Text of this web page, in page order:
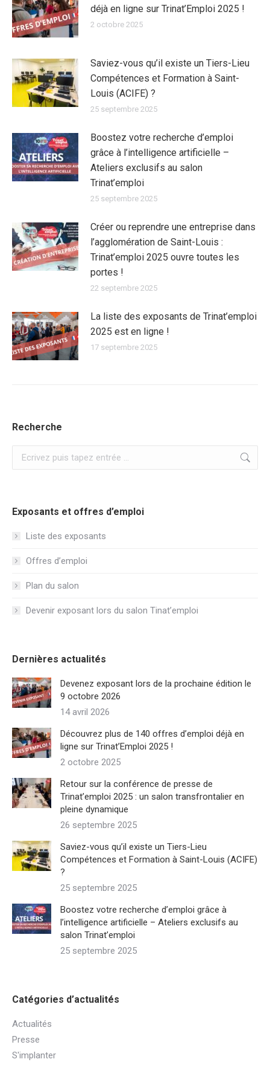
déjà en ligne sur Trinat’Emploi 2025 !
2 octobre 2025
Saviez-vous qu’il existe un Tiers-Lieu
Compétences et Formation à Saint-
Louis (ACIFE) ?
25 septembre 2025
Boostez votre recherche d’emploi
grâce à l’intelligence artificielle –
Ateliers exclusifs au salon
Trinat’emploi
25 septembre 2025
Créer ou reprendre une entreprise dans
l’agglomération de Saint-Louis :
Trinat’emploi 2025 ouvre toutes les
portes !
22 septembre 2025
La liste des exposants de Trinat’emploi
2025 est en ligne !
17 septembre 2025
Recherche
Exposants et offres d’emploi
Liste des exposants
Offres d’emploi
Plan du salon
Devenir exposant lors du salon Tinat’emploi
Dernières actualités
Devenez exposant lors de la prochaine édition le
9 octobre 2026
14 avril 2026
Découvrez plus de 140 offres d’emploi déjà en
ligne sur Trinat’Emploi 2025 !
2 octobre 2025
Retour sur la conférence de presse de
Trinat’emploi 2025 : un salon transfrontalier en
pleine dynamique
26 septembre 2025
Saviez-vous qu’il existe un Tiers-Lieu
Compétences et Formation à Saint-Louis (ACIFE)
?
25 septembre 2025
Boostez votre recherche d’emploi grâce à
l’intelligence artificielle – Ateliers exclusifs au
salon Trinat’emploi
25 septembre 2025
Catégories d’actualités
Actualités
Presse
S'implanter